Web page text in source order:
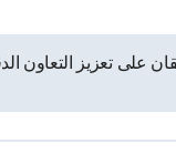
على تعزيز التعاون